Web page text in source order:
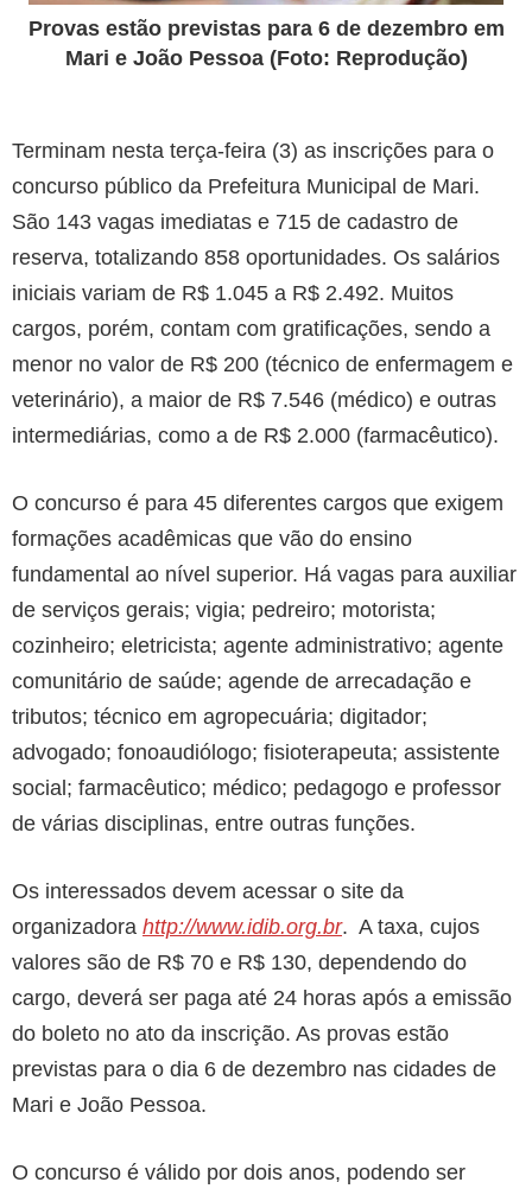
Provas estão previstas para 6 de dezembro em
Mari e João Pessoa (Foto: Reprodução)
Terminam nesta terça-feira (3) as inscrições para o
concurso público da Prefeitura Municipal de Mari.
São 143 vagas imediatas e 715 de cadastro de
reserva, totalizando 858 oportunidades. Os salários
iniciais variam de R$ 1.045 a R$ 2.492. Muitos
cargos, porém, contam com gratificações, sendo a
menor no valor de R$ 200 (técnico de enfermagem e
veterinário), a maior de R$ 7.546 (médico) e outras
intermediárias, como a de R$ 2.000 (farmacêutico).
O concurso é para 45 diferentes cargos que exigem
formações acadêmicas que vão do ensino
fundamental ao nível superior. Há vagas para auxiliar
de serviços gerais; vigia; pedreiro; motorista;
cozinheiro; eletricista; agente administrativo; agente
comunitário de saúde; agende de arrecadação e
tributos; técnico em agropecuária; digitador;
advogado; fonoaudiólogo; fisioterapeuta; assistente
social; farmacêutico; médico; pedagogo e professor
de várias disciplinas, entre outras funções.
Os interessados devem acessar o site da
organizadora http://www.idib.org.br. A taxa, cujos
valores são de R$ 70 e R$ 130, dependendo do
cargo, deverá ser paga até 24 horas após a emissão
do boleto no ato da inscrição. As provas estão
previstas para o dia 6 de dezembro nas cidades de
Mari e João Pessoa.
O concurso é válido por dois anos, podendo ser